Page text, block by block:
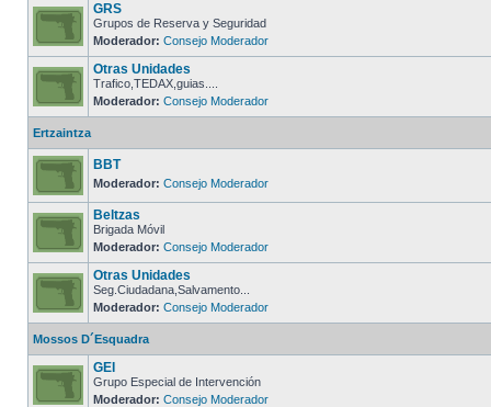
GRS
Grupos de Reserva y Seguridad
Moderador: Consejo Moderador
Otras Unidades
Trafico,TEDAX,guias....
Moderador: Consejo Moderador
Ertzaintza
BBT
Moderador: Consejo Moderador
Beltzas
Brigada Móvil
Moderador: Consejo Moderador
Otras Unidades
Seg.Ciudadana,Salvamento...
Moderador: Consejo Moderador
Mossos D´Esquadra
GEI
Grupo Especial de Intervención
Moderador: Consejo Moderador